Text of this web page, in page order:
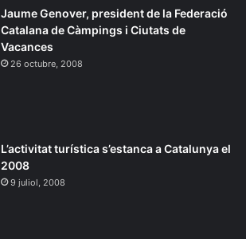
Jaume Genover, president de la Federació
Catalana de Càmpings i Ciutats de
Vacances
26 octubre, 2008
L’activitat turística s’estanca a Catalunya el
2008
9 juliol, 2008